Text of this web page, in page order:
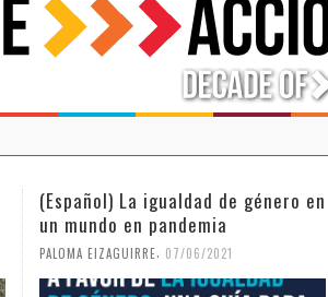
(Español) La igualdad de género en
un mundo en pandemia
PALOMA EIZAGUIRRE 07/06/2021